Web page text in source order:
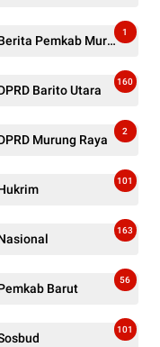
Pemkab Murung Raya
1
Barito Utara
160
Murung Raya
2
101
163
Barut
56
101